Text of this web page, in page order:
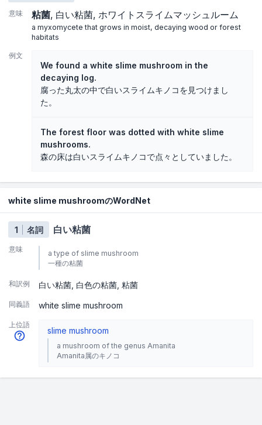
意味 粘菌 白い粘菌 ホワイトスライムマッシュルーム
a myxomycete that grows in moist, decaying wood or forest
habitats
例文
We found a white slime mushroom in the
decaying log.
腐った丸太の中で白いスライムキノコを見つけまし
た。
The forest floor was dotted with white slime
mushrooms.
森の床は白いスライムキノコで点々としていました。
white slime mushroomのWordNet
1 名詞 白い粘菌
意味
a type of slime mushroom
一種の粘菌
和訳例 白い粘菌 白色の粘菌 粘菌
同義語 white slime mushroom
上位語
slime mushroom
a mushroom of the genus Amanita
Amanita属のキノコ